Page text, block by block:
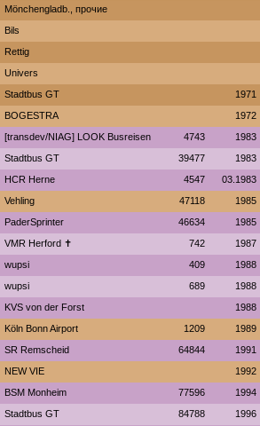
Mönchengladb., прочие
Bils
Rettig
Univers
Stadtbus GT 1971
BOGESTRA 1972
[transdev/NIAG] LOOK Busreisen 4743 1983
Stadtbus GT 39477 1983
HCR Herne 4547 03.1983
Vehling 47118 1985
PaderSprinter 46634 1985
VMR Herford ✝ 742 1987
wupsi 409 1988
wupsi 689 1988
KVS von der Forst 1988
Köln Bonn Airport 1209 1989
SR Remscheid 64844 1991
NEW VIE 1992
BSM Monheim 77596 1994
Stadtbus GT 84788 1996